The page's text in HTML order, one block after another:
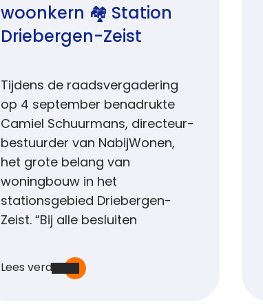
woonkern 🏘️ Station
Driebergen-Zeist
Tijdens de raadsvergadering
op 4 september benadrukte
Camiel Schuurmans, directeur-
bestuurder van NabijWonen,
het grote belang van
woningbouw in het
stationsgebied Driebergen-
Zeist. “Bij alle besluiten
Lees verder